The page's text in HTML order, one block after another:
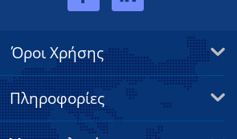
Όροι Χρήσης
Πληροφορίες